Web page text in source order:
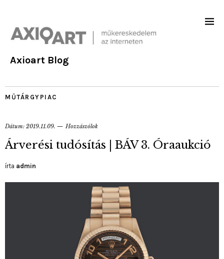
Axioart Blog
MŰTÁRGYPIAC
Dátum: 2019.11.09. Hozzászólok
Árverési tudósítás | BÁV 3. Óraaukció
írta admin